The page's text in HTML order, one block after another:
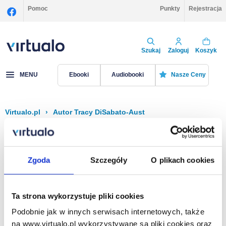
Zgoda Szczegóły O plikach cookies
Ta strona wykorzystuje pliki cookies
Podobnie jak w innych serwisach internetowych, także
na www.virtualo.pl wykorzystywane są pliki cookies oraz
Pomoc Punkty Rejestracja
Szukaj Zaloguj Koszyk
MENU Ebooki Audiobooki Nasze Ceny
Virtualo.pl › Autor Tracy DiSabato-Aust
Filtruj Sortuj
Na stronie